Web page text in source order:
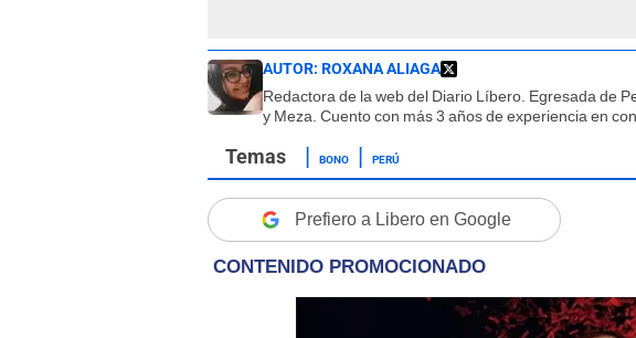
AUTOR: ROXANA ALIAGA
Redactora de la web del Diario Líbero. Egresada de
y Meza. Cuento con más 3 años de experiencia en
BONO PERÚ
Prefiero a Libero en Google